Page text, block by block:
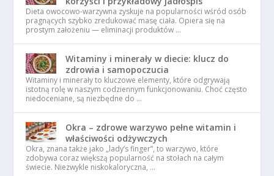
Dieta owocowo-warzywna zyskuje na popularności wśród osób
pragnących szybko zredukować masę ciała. Opiera się na
prostym założeniu — eliminacji produktów …
Witaminy i minerały w diecie: klucz do
zdrowia i samopoczucia
Witaminy i minerały to kluczowe elementy, które odgrywają
istotną rolę w naszym codziennym funkcjonowaniu. Choć często
niedoceniane, są niezbędne do …
Okra – zdrowe warzywo pełne witamin i
właściwości odżywczych
Okra, znana także jako „lady’s finger”, to warzywo, które
zdobywa coraz większą popularność na stołach na całym
świecie. Niezwykle niskokaloryczna, …